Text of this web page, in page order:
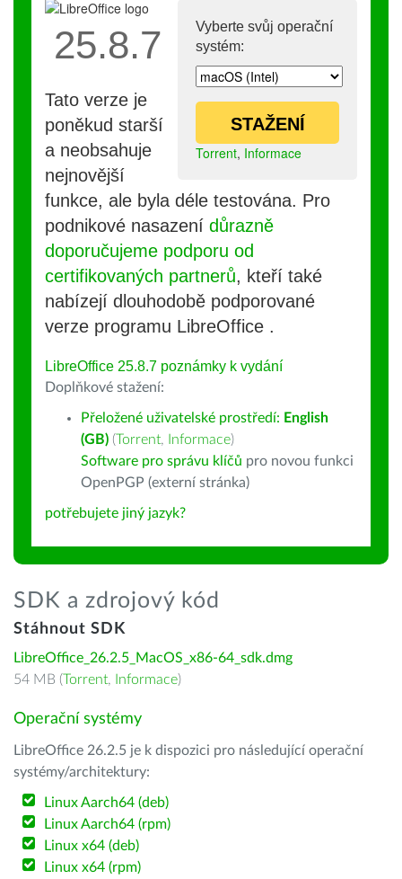
Vyberte svůj operační
systém:
STAŽENÍ
Torrent, Informace
25.8.7
Tato verze je
poněkud starší
a neobsahuje
nejnovější
funkce, ale byla déle testována. Pro
podnikové nasazení důrazně
doporučujeme podporu od
certifikovaných partnerů, kteří také
nabízejí dlouhodobě podporované
verze programu LibreOffice .
LibreOffice 25.8.7 poznámky k vydání
Doplňkové stažení:
Přeložené uživatelské prostředí: English
(GB) (Torrent, Informace)
Software pro správu klíčů pro novou funkci
OpenPGP (externí stránka)
potřebujete jiný jazyk?
SDK a zdrojový kód
Stáhnout SDK
LibreOffice_26.2.5_MacOS_x86-64_sdk.dmg
54 MB (Torrent, Informace)
Operační systémy
LibreOffice 26.2.5 je k dispozici pro následující operační
systémy/architektury:
Linux Aarch64 (deb)
Linux Aarch64 (rpm)
Linux x64 (deb)
Linux x64 (rpm)